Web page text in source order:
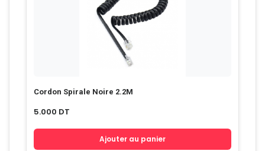
Cordon Spirale Noire 2.2M
5.000 DT
Ajouter au panier